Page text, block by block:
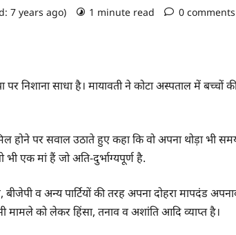
7 years ago) 1 minute read 0 comments
पर निशाना साधा है। मायावती ने कोटा अस्पताल में बच्चों
होने पर सवाल उठाते हुए कहा कि वो अपना थोड़ा भी
एक मां हैं जो अति-दुर्भाग्यपूर्ण है.
व अन्य पार्टियों की तरह अपना दोहरा मापदंड
को लेकर हिंसा, तनाव व अशांति आदि व्याप्त है।